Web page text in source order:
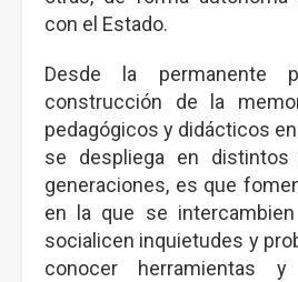
con el Estado.
Desde la permanente
construcción de la
pedagógicos y didácticos
se despliega en
generaciones, es que
en la que se
socialicen inquietudes y
conocer herramientas